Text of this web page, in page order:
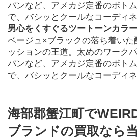
パンなど、アメカジ定番のボト
で、バシッとクールなコーディ
男心をくすぐるツートーンカラー
ベージュ×ブラックの落ち着いた
ッションの王道。太めのワーク
パンなど、アメカジ定番のボト
で、バシッとクールなコーディ
海部郡蟹江町で
ブランドの買取なら